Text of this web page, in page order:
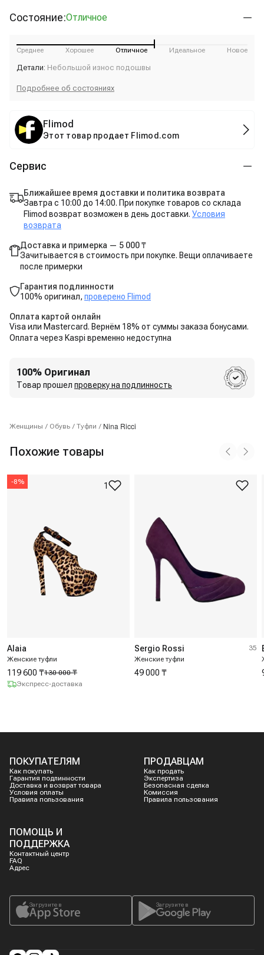
Состояние:Отличное
Среднее Хорошее Отличное Идеальное Новое
Детали: Небольшой износ подошвы
Подробнее об состояниях
Flimod
Этот товар продает Flimod.com
Сервис
Ближайшее время доставки и политика возврата
Завтра с 10:00 до 14:00. При покупке товаров со склада
Flimod возврат возможен в день доставки. Условия
возврата
Доставка и примерка — 5 000 ₸
Зачитывается в стоимость при покупке. Вещи оплачиваете
после примерки
Гарантия подлинности
100% оригинал, проверено Flimod
Оплата картой онлайн
Visa или Mastercard. Вернём 18% от суммы заказа бонусами.
Оплата через Kaspi временно недоступна
100% Оригинал
Товар прошел проверку на подлинность
Женщины / Обувь / Туфли / Nina Ricci
Похожие товары
-8% 1
Alaia
Женские туфли
130 000 ₸
119 600 ₸
Экспресс-доставка
Sergio Rossi
Женские туфли
35
49 000 ₸
ПОКУПАТЕЛЯМ
Как покупать
Гарантия подлинности
Доставка и возврат товара
Условия оплаты
Правила пользования
ПРОДАВЦАМ
Как продать
Экспертиза
Безопасная сделка
Комиссия
Правила пользования
ПОМОЩЬ И
ПОДДЕРЖКА
Контактный центр
FAQ
Адрес
Загрузите в Загрузите в